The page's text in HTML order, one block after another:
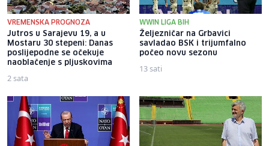
VREMENSKA PROGNOZA
Jutros u Sarajevu 19, a u
Mostaru 30 stepeni: Danas
poslijepodne se očekuje
naoblačenje s pljuskovima
2 sata
WWIN LIGA BIH
Željezničar na Grbavici
savladao BSK i trijumfalno
počeo novu sezonu
13 sati